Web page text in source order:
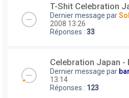
T-Shit Celebration
Dernier message par
2008 13:26
Réponses : 33
Celebration Japan -
Dernier message par
13:14
Réponses : 123